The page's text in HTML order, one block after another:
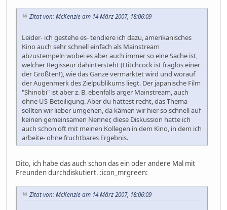
Zitat von: McKenzie am 14 März 2007, 18:06:09
Leider- ich gestehe es- tendiere ich dazu, amerikanisches
Kino auch sehr schnell einfach als Mainstream
abzustempeln wobei es aber auch immer so eine Sache ist,
welcher Regisseur dahintersteht (Hitchcock ist fraglos einer
der Größten!), wie das Ganze vermarktet wird und worauf
der Augenmerk des Zielpublikums liegt. Der japanische Film
"Shinobi" ist aber z. B. ebenfalls arger Mainstream, auch
ohne US-Beteiligung. Aber du hattest recht, das Thema
sollten wir lieber umgehen, da kämen wir hier so schnell auf
keinen gemeinsamen Nenner, diese Diskussion hatte ich
auch schon oft mit meinen Kollegen in dem Kino, in dem ich
arbeite- ohne fruchtbares Ergebnis.
Dito, ich habe das auch schon das ein oder andere Mal mit
Freunden durchdiskutiert. :icon_mrgreen:
Zitat von: McKenzie am 14 März 2007, 18:06:09